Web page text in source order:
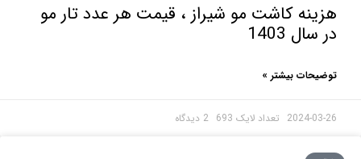
کاشت مو شیراز ، قیمت هر عدد تار مو
1403
بیشتر »
2024- 2 دیدگاه